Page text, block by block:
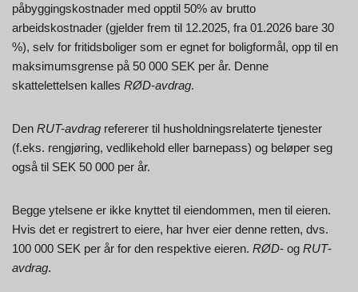
påbyggingskostnader med opptil 50% av brutto
arbeidskostnader (gjelder frem til 12.2025, fra 01.2026 bare 30
%), selv for fritidsboliger som er egnet for boligformål, opp til en
maksimumsgrense på 50 000 SEK per år. Denne
skattelettelsen kalles RØD-avdrag.
Den RUT-avdrag refererer til husholdningsrelaterte tjenester
(f.eks. rengjøring, vedlikehold eller barnepass) og beløper seg
også til SEK 50 000 per år.
Begge ytelsene er ikke knyttet til eiendommen, men til eieren.
Hvis det er registrert to eiere, har hver eier denne retten, dvs.
100 000 SEK per år for den respektive eieren. RØD- og RUT-
avdrag.